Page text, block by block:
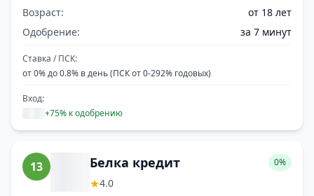
Возраст:
от 18 лет
Одобрение:
за 7 минут
Ставка / ПСК:
от 0% до 0.8% в день (ПСК от 0-292% годовых)
Вход:
+75% к одобрению
13 Белка кредит
★4.0
0%